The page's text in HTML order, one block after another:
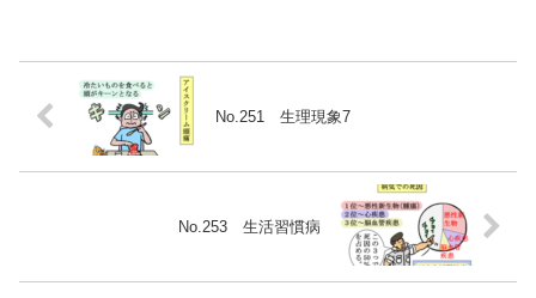
No.251 生理現象7
No.253 生活習慣病